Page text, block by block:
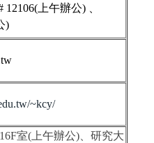
12106(上午辦公) 、
)
~kcy/
室(上午辦公)、研究大